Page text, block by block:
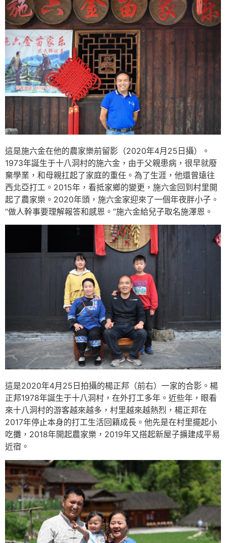
這是施六金在他的農家樂前留影（2020年4月25日攝）。
1973年誕生于十八洞村的施六金，由于父親患病，很早就廢
棄學業，和母親扛起了家庭的重任。為了生涯，他還曾遠往
西北亞打工。2015年，看抵家鄉的變更，施六金回到村里開
起了農家樂。2020年頭，施六金家迎來了一個年夜胖小子。
“做人幹事要理解報答和感恩。”施六金給兒子取名施澤恩。
這是2020年4月25日拍攝的楊正邦（前右）一家的合影。楊
正邦1978年誕生于十八洞村，在外打工多年。近些年，眼看
來十八洞村的游客越來越多，村里越來越熱烈，楊正邦在
2017年停止本身的打工生活回籍成長。他先是在村里擺起小
吃攤，2018年開起農家樂，2019年又搭起新屋子擴建成平易
近宿。